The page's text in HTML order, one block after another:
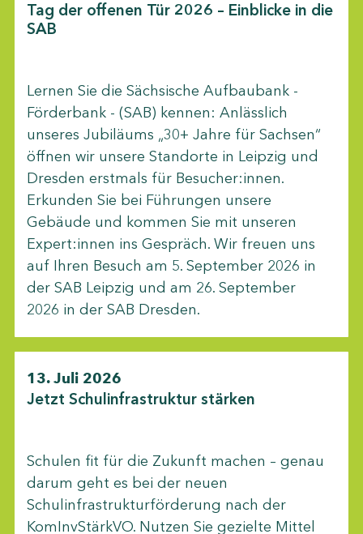
Tag der offenen Tür 2026 – Einblicke in die
SAB
Lernen Sie die Sächsische Aufbaubank -
Förderbank - (SAB) kennen: Anlässlich
unseres Jubiläums „30+ Jahre für Sachsen“
öffnen wir unsere Standorte in Leipzig und
Dresden erstmals für Besucher:innen.
Erkunden Sie bei Führungen unsere
Gebäude und kommen Sie mit unseren
Expert:innen ins Gespräch. Wir freuen uns
auf Ihren Besuch am 5. September 2026 in
der SAB Leipzig und am 26. September
2026 in der SAB Dresden.
13. Juli 2026
Jetzt Schulinfrastruktur stärken
Schulen fit für die Zukunft machen – genau
darum geht es bei der neuen
Schulinfrastrukturförderung nach der
KomInvStärkVO. Nutzen Sie gezielte Mittel